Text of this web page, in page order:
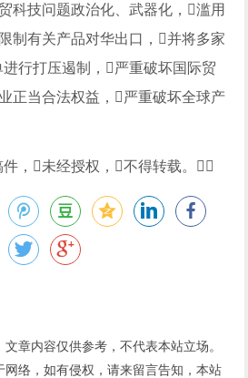
科技问题政治化、武器化，滥用
制有关产品对华出口，并将多家
行打压遏制，严重破坏国际贸
正当合法权益，严重破坏全球产
，未经授权，不得转载。
章内容仅供参考，不代表本站立场。
网络，如有侵权，请来留言告知，本站